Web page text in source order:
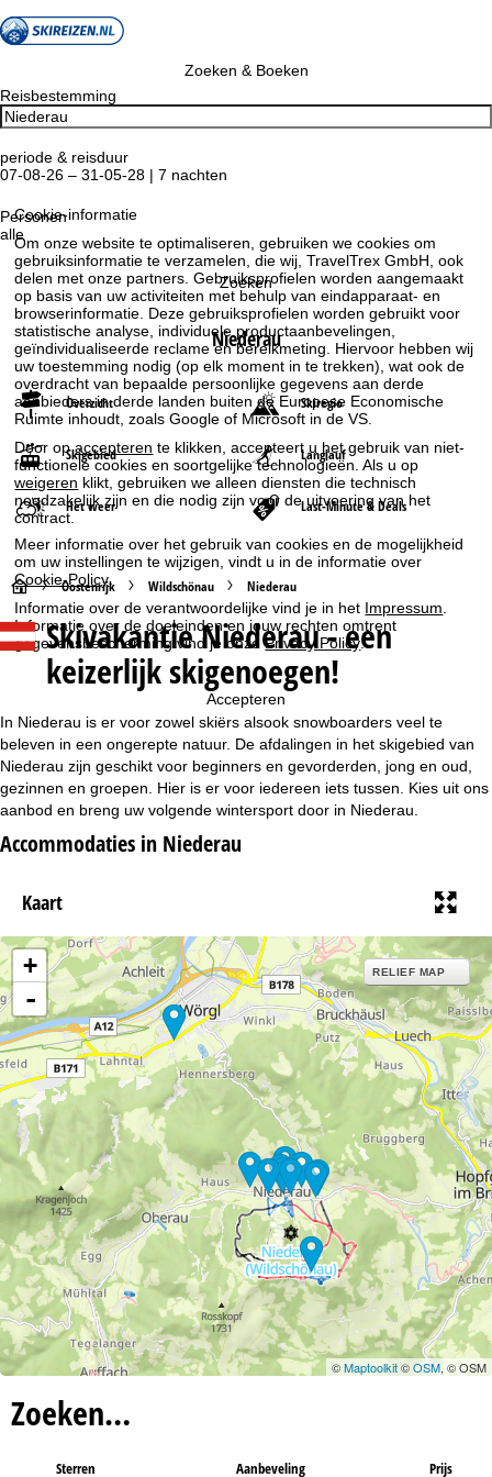
Cookie-informatie
Om onze website te optimaliseren, gebruiken we cookies om
gebruiksinformatie te verzamelen, die wij, TravelTrex GmbH, ook
delen met onze partners. Gebruiksprofielen worden aangemaakt
op basis van uw activiteiten met behulp van eindapparaat- en
browserinformatie. Deze gebruiksprofielen worden gebruikt voor
statistische analyse, individuele productaanbevelingen,
geïndividualiseerde reclame en bereikmeting. Hiervoor hebben wij
uw toestemming nodig (op elk moment in te trekken), wat ook de
overdracht van bepaalde persoonlijke gegevens aan derde
aanbieders in derde landen buiten de Europese Economische
Ruimte inhoudt, zoals Google of Microsoft in de VS.
Door opaccepteren te klikken, accepteert u het gebruik van niet-
functionele cookies en soortgelijke technologieën. Als u op
weigeren klikt, gebruiken we alleen diensten die technisch
noodzakelijk zijn en die nodig zijn voor de uitvoering van het
contract.
Meer informatie over het gebruik van cookies en de mogelijkheid
om uw instellingen te wijzigen, vindt u in de informatie over
Cookie-Policy.
Informatie over de verantwoordelijke vind je in het Impressum
Informatie over de doeleinden en jouw rechten omtrent
gegevensbescherming vind je onzePrivacy Policy.
Accepteren
Zoeken & Boeken
Reisbestemming
periode & reisduur
07-08-26 – 31-05-28 | 7 nachten
Personen
alle
Zoeken
Niederau
Overzicht Skiregio
Skigebied Langlauf
Het weer Last-Minute & Deals
S
t
r
t
p
a
g
i
a
Oostenrijk Wildschönau Niederau
Skivakantie Niederau - een
keizerlijk skigenoegen!
In Niederau is er voor zowel skiërs alsook snowboarders veel te
beleven in een ongerepte natuur. De afdalingen in het skigebied van
Niederau zijn geschikt voor beginners en gevorderden, jong en oud,
gezinnen en groepen. Hier is er voor iedereen iets tussen. Kies uit ons
aanbod en breng uw volgende wintersport door in Niederau.
Accommodaties in Niederau
Kaart
+
-
RELIEF MAP
©Maptoolkit©OSM, © OSM
Zoeken…
Sterren Aanbeveling Prijs